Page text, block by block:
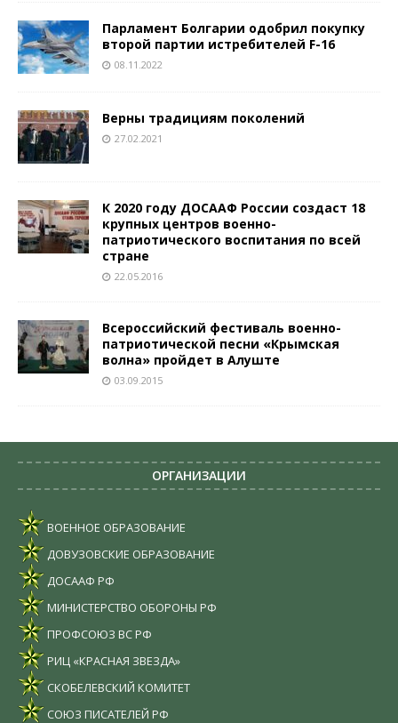
Парламент Болгарии одобрил покупку
второй партии истребителей F-16
08.11.2022
Верны традициям поколений
27.02.2021
К 2020 году ДОСААФ России создаст 18
крупных центров военно-
патриотического воспитания по всей
стране
22.05.2016
Всероссийский фестиваль военно-
патриотической песни «Крымская
волна» пройдет в Алуште
03.09.2015
ОРГАНИЗАЦИИ
ВОЕННОЕ ОБРАЗОВАНИЕ
ДОВУЗОВСКИЕ ОБРАЗОВАНИЕ
ДОСААФ РФ
МИНИСТЕРСТВО ОБОРОНЫ РФ
ПРОФСОЮЗ ВС РФ
РИЦ «КРАСНАЯ ЗВЕЗДА»
СКОБЕЛЕВСКИЙ КОМИТЕТ
СОЮЗ ПИСАТЕЛЕЙ РФ